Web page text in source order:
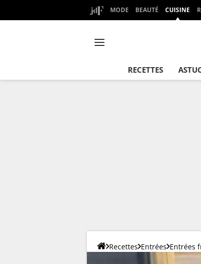
MODE BEAUTÉ CUISINE
RECETTES
Recettes Entrées Entrées